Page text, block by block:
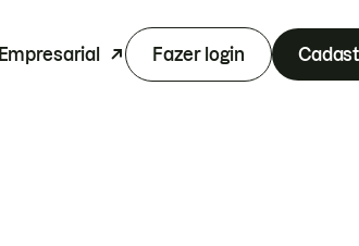
Empresarial Fazer login